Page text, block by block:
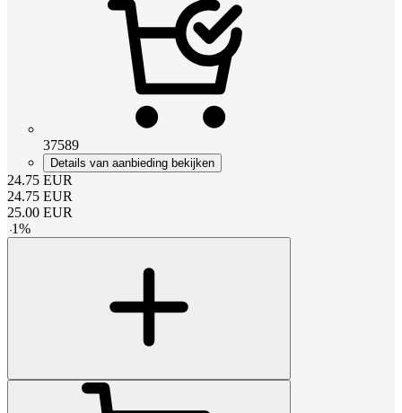
37589
Details van aanbieding bekijken
24.75 EUR
24.75 EUR
25.00 EUR
-1%